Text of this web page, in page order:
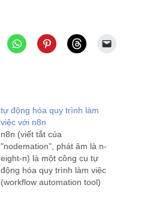
tự động hóa quy trình làm
việc với n8n
n8n (viết tắt của
"nodemation", phát âm là n-
eight-n) là một công cụ tự
động hóa quy trình làm việc
(workflow automation tool)